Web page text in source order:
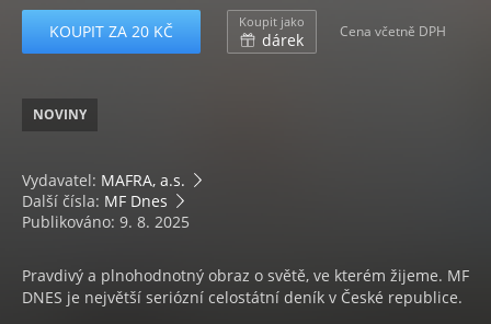
KOUPIT ZA 20 KČ Koupit jako
dárek Cena včetně DPH
NOVINY
Vydavatel: MAFRA, a.s.
Další čísla: MF Dnes
Publikováno: 9. 8. 2025
Pravdivý a plnohodnotný obraz o světě, ve kterém žijeme. MF
DNES je největší seriózní celostátní deník v České republice.